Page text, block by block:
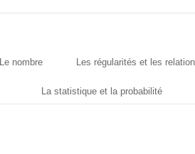
Le nombre Les régularités et les
La statistique et la probabilité